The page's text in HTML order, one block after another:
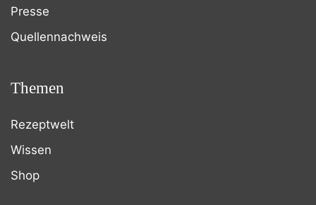
Presse
Quellennachweis
Themen
Rezeptwelt
Wissen
Shop